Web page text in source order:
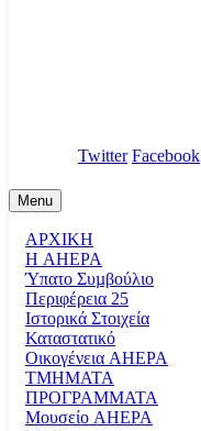
Twitter Facebook
Menu
ΑΡΧΙΚΗ
Η AHEPA
Ύπατο Συµβούλιο
Περιφέρεια 25
Ιστορικά Στοιχεία
Καταστατικό
Οικογένεια AHEPA
ΤΜΗΜΑΤΑ
ΠΡΟΓΡΑΜΜΑΤΑ
Μουσείο AHEPA